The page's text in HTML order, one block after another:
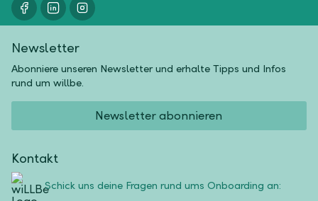
Newsletter
Abonniere unseren Newsletter und erhalte Tipps und Infos
rund um willbe.
Newsletter abonnieren
Kontakt
Schick uns deine Fragen rund ums Onboarding an: